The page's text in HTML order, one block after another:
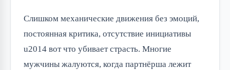
Слишком механические движения без эмоций,
постоянная критика, отсутствие инициативы
u2014 вот что убивает страсть. Многие
мужчины жалуются, когда партнёрша лежит